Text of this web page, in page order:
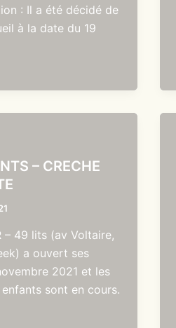
: Il a été décidé de
à la date du 19
– CRECHE
– 49 lits (av Voltaire,
a ouvert ses
2021 et les
sont en cours.